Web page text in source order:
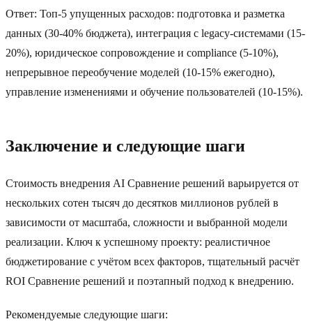
Ответ: Топ-5 упущенных расходов: подготовка и разметка
данных (30-40% бюджета), интеграция с legacy-системами (15-
20%), юридическое сопровождение и compliance (5-10%),
непрерывное переобучение моделей (10-15% ежегодно),
управление изменениями и обучение пользователей (10-15%).
Заключение и следующие шаги
Стоимость внедрения AI Сравнение решений варьируется от
нескольких сотен тысяч до десятков миллионов рублей в
зависимости от масштаба, сложности и выбранной модели
реализации. Ключ к успешному проекту: реалистичное
бюджетирование с учётом всех факторов, тщательный расчёт
ROI Сравнение решений и поэтапный подход к внедрению.
Рекомендуемые следующие шаги: